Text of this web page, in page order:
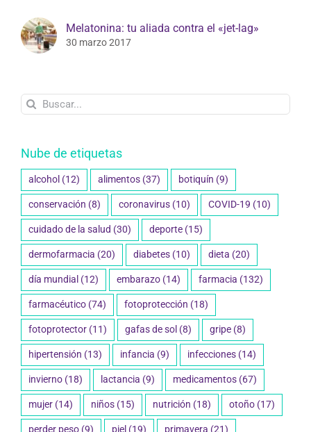
Melatonina: tu aliada contra el «jet-lag»
30 marzo 2017
Buscar:
Nube de etiquetas
alcohol (12) alimentos (37) botiquín (9)
conservación (8) coronavirus (10) COVID-19 (10)
cuidado de la salud (30) deporte (15)
dermofarmacia (20) diabetes (10) dieta (20)
día mundial (12) embarazo (14) farmacia (132)
farmacéutico (74) fotoprotección (18)
fotoprotector (11) gafas de sol (8) gripe (8)
hipertensión (13) infancia (9) infecciones (14)
invierno (18) lactancia (9) medicamentos (67)
mujer (14) niños (15) nutrición (18) otoño (17)